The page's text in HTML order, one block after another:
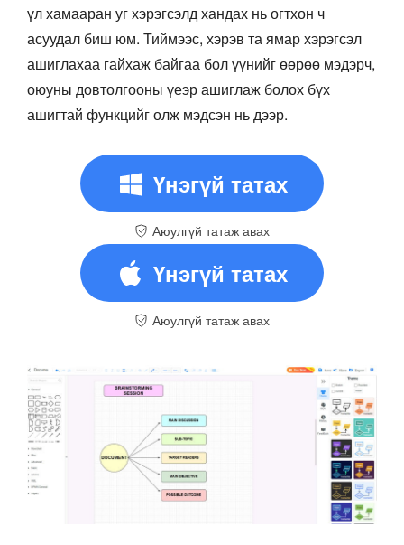
үл хамааран уг хэрэгсэлд хандах нь огтхон ч
асуудал биш юм. Тиймээс, хэрэв та ямар хэрэгсэл
ашиглахаа гайхаж байгаа бол үүнийг өөрөө мэдэрч,
оюуны довтолгооны үеэр ашиглаж болох бүх
ашигтай функцийг олж мэдсэн нь дээр.
Үнэгүй татах
Аюулгүй татаж авах
Үнэгүй татах
Аюулгүй татаж авах